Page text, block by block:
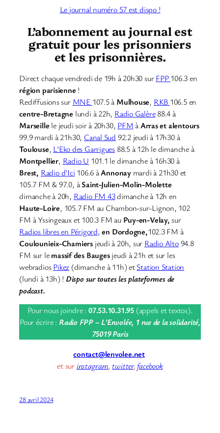
Le journal numéro 57 est dispo !
L’abonnement au journal est
gratuit pour les prisonniers
et les prisonnières.
Direct chaque vendredi de 19h à 20h30 surFPP106.3 en
région parisienne !
Rediffusions sur MNE 107.5 à Mulhouse, RKB 106.5 en
centre-Bretagne lundi à 22h, Radio Galère88.4 à
Marseille le jeudi soir à 20h30, PFMàArras et alentours
99.9 mardi à 21h30, Canal Sud 92.2 jeudi à 17h30 à
Toulouse, L’Eko des Garrigues 88.5 à 12h le dimanche à
Montpellier, Radio U 101.1 le dimanche à 16h30 à
Brest, Radio d’Ici 106.6 àAnnonay mardi à 21h30 et
105.7 FM & 97.0, àSaint-Julien-Molin-Molette
dimanche à 20h, Radio FM 43dimanche à 12h en
Haute-Loire, 105.7 FM au Chambon-sur-Lignon, 102
FM à Yssingeaux et 100.3 FM au Puy-en-Velay,sur
Radios libres en Périgord, en Dordogne,102.3 FM à
Coulounieix-Chamiers jeudi à 20h, sur Radio Alto94.8
FM sur lemassif des Baugesjeudi à 21h et sur les
webradiosPikez (dimanche à 11h) etStation Station
(lundi à 13h) ! Dispo sur toutes les plateformes de
podcast.
Pour nous joindre : 07.53.10.31.95 (appels et textos).
Pour écrire : Radio FPP – L’Envolée, 1 rue de la solidarité,
75019 Paris
contact@lenvolee.net
et sur instagram, twitter, facebook
28 avril 2024